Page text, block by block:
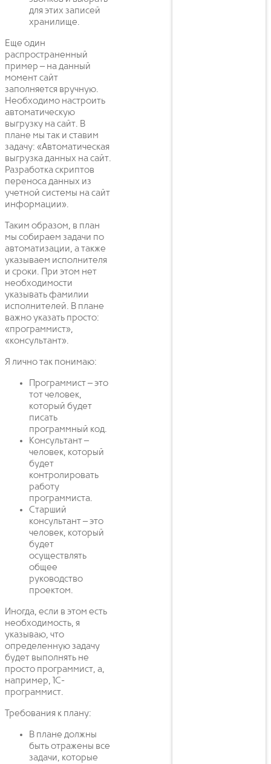
для этих записей
хранилище.
Еще один
распространенный
пример – на данный
момент сайт
заполняется вручную.
Необходимо настроить
автоматическую
выгрузку на сайт. В
плане мы так и ставим
задачу: «Автоматическая
выгрузка данных на сайт.
Разработка скриптов
переноса данных из
учетной системы на сайт
информации».
Таким образом, в план
мы собираем задачи по
автоматизации, а также
указываем исполнителя
и сроки. При этом нет
необходимости
указывать фамилии
исполнителей. В плане
важно указать просто:
«программист»,
«консультант».
Я лично так понимаю:
Программист – это
тот человек,
который будет
писать
программный код.
Консультант –
человек, который
будет
контролировать
работу
программиста.
Старший
консультант – это
человек, который
будет
осуществлять
общее
руководство
проектом.
Иногда, если в этом есть
необходимость, я
указываю, что
определенную задачу
будет выполнять не
просто программист, а,
например, 1С-
программист.
Требования к плану:
В плане должны
быть отражены все
задачи, которые